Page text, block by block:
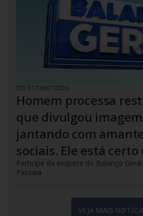
DO R7/16/07/2026
Homem processa
que divulgou
jantando com
sociais. Ele está certo
Participe da enquete do Balanço
Passaia
VEJA MAIS